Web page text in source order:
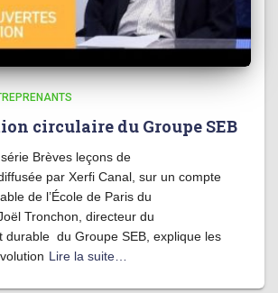
circulaire du Groupe SEB
Brèves leçons de
par Xerfi Canal, sur un compte
de l’École de Paris du
Tronchon, directeur du
durable du Groupe SEB, explique les
Lire la suite…